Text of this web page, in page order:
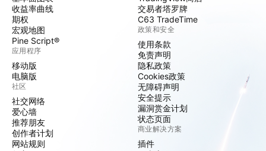
收益率曲线
期权
宏观地图
Pine Script®
应用程序
移动版
电脑版
社区
社交网络
爱心墙
推荐朋友
创作者计划
网站规则
交易者塔罗牌
C63 TradeTime
政策和安全
使用条款
免责声明
隐私政策
Cookies政策
无障碍声明
安全提示
漏洞赏金计划
状态页面
商业解决方案
插件